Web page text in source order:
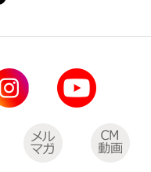
限定）
（店舗限定）